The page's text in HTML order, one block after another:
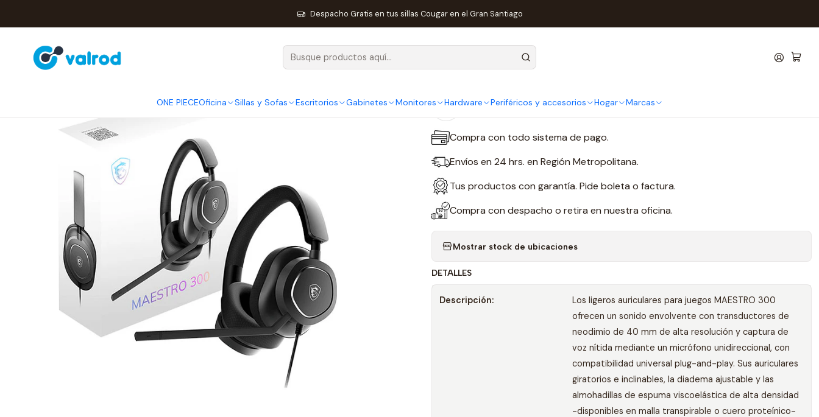
ONE PIECEOficina Sillas y Sofas Escritorios Gabinetes Monitores Hardware Periféricos y accesorios Hogar Marcas
Despacho Gratis en tus sillas Cougar en el Gran Santiago
Periféricos y accesorios Audífonos Audífonos Gamer MSI Maestro 300
Audífonos Gamer MSI Maestro 300
Agregar a la lista de favoritos
Compra con todo sistema de pago.
Envíos en 24 hrs. en Región Metropolitana.
Tus productos con garantía. Pide boleta o factura.
Compra con despacho o retira en nuestra oficina.
Mostrar stock de ubicaciones
DETALLES
Descripción:
Los ligeros auriculares para juegos MAESTRO 300
ofrecen un sonido envolvente con transductores de
neodimio de 40 mm de alta resolución y captura de
voz nítida mediante un micrófono unidireccional, con
compatibilidad universal plug-and-play. Sus auriculares
giratorios e inclinables, la diadema ajustable y las
almohadillas de espuma viscoelástica de alta densidad
-disponibles en malla transpirable o cuero proteínico-